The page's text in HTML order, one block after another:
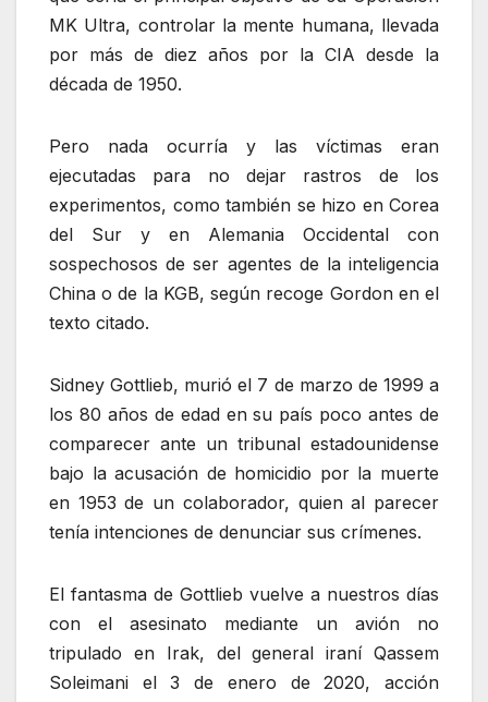
MK Ultra, controlar la mente humana, llevada
por más de diez años por la CIA desde la
década de 1950.
Pero nada ocurría y las víctimas eran
ejecutadas para no dejar rastros de los
experimentos, como también se hizo en Corea
del Sur y en Alemania Occidental con
sospechosos de ser agentes de la inteligencia
China o de la KGB, según recoge Gordon en el
texto citado.
Sidney Gottlieb, murió el 7 de marzo de 1999 a
los 80 años de edad en su país poco antes de
comparecer ante un tribunal estadounidense
bajo la acusación de homicidio por la muerte
en 1953 de un colaborador, quien al parecer
tenía intenciones de denunciar sus crímenes.
El fantasma de Gottlieb vuelve a nuestros días
con el asesinato mediante un avión no
tripulado en Irak, del general iraní Qassem
Soleimani el 3 de enero de 2020, acción